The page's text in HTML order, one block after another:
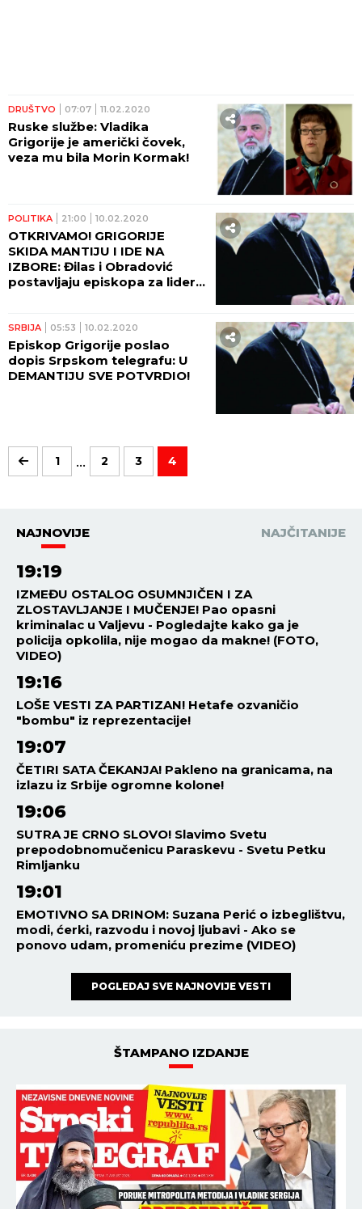
DRUŠTVO 07:07 11.02.2020
Ruske službe: Vladika
Grigorije je američki čovek,
veza mu bila Morin Kormak!
POLITIKA 21:00 10.02.2020
OTKRIVAMO! GRIGORIJE
SKIDA MANTIJU I IDE NA
IZBORE: Đilas i Obradović
postavljaju episkopa za lidera
SRBIJA 05:53 10.02.2020
Episkop Grigorije poslao
dopis Srpskom telegrafu: U
DEMANTIJU SVE POTVRDIO!
1 ... 2 3 4
NAJNOVIJE NAJČITANIJE
19:19
IZMEĐU OSTALOG OSUMNJIČEN I ZA
ZLOSTAVLJANJE I MUČENJE! Pao opasni
kriminalac u Valjevu - Pogledajte kako ga je
policija opkolila, nije mogao da makne! (FOTO,
VIDEO)
19:16
LOŠE VESTI ZA PARTIZAN! Hetafe ozvaničio
"bombu" iz reprezentacije!
19:07
ČETIRI SATA ČEKANJA! Pakleno na granicama, na
izlazu iz Srbije ogromne kolone!
19:06
SUTRA JE CRNO SLOVO! Slavimo Svetu
prepodobnomučenicu Paraskevu - Svetu Petku
Rimljanku
19:01
EMOTIVNO SA DRINOM: Suzana Perić o izbeglištvu,
modi, ćerki, razvodu i novoj ljubavi - Ako se
ponovo udam, promeniću prezime (VIDEO)
POGLEDAJ SVE NAJNOVIJE VESTI
ŠTAMPANO IZDANJE